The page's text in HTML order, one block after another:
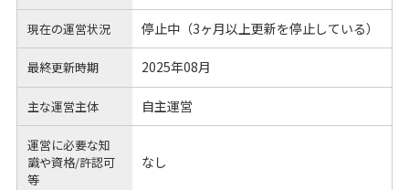
現在の運営状況 停止中（3ヶ月以上更新を停止している）
最終更新時期 2025年08月
主な運営主体 自主運営
運営に必要な知
識や資格/許認可
等
なし